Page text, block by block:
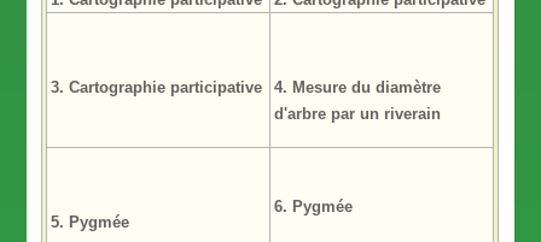
3. Cartographie participative 4. Mesure du diamètre
d'arbre par un riverain
5. Pygmée
6. Pygmée